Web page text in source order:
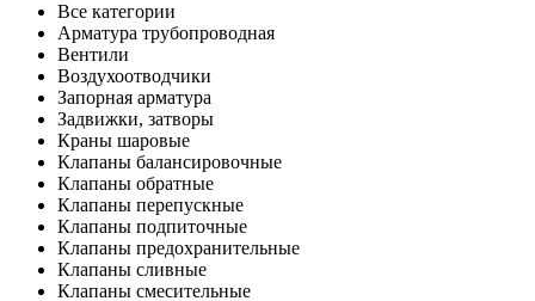
Все категории
Арматура трубопроводная
Вентили
Воздухоотводчики
Запорная арматура
Задвижки, затворы
Краны шаровые
Клапаны балансировочные
Клапаны обратные
Клапаны перепускные
Клапаны подпиточные
Клапаны предохранительные
Клапаны сливные
Клапаны смесительные